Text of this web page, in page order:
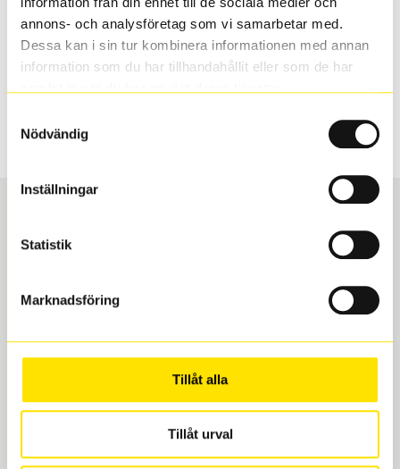
annons- och analysföretag som vi samarbetar med.
Dessa kan i sin tur kombinera informationen med annan
information som du har tillhandahållit eller som de har
Nödvändig
Inställningar
Statistik
Marknadsföring
Tillåt alla
Tillåt urval
Ibland kan fälgen ha bytts ut under årens lopp och
inte vara samma dimension som bilen hade ut från
fabrik.
S Sök
Boka och hämta hos Däckspecialen
När du beställer dina nya däck eller fälgar hos oss
Göteborg. Välj mellan Hisingen (Bäckebol) eller
upphämtning eller service. När vi byter dina däck ser
vi till att de uppfyller alla krav för en säker körning.